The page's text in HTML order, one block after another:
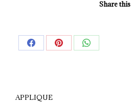
Share this
Share Share Share
APPLIQUE